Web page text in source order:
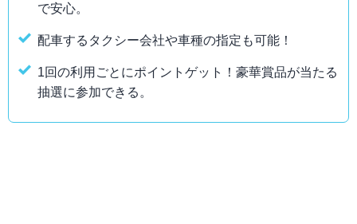
で安心。
配車するタクシー会社や車種の指定も可能！
1回の利用ごとにポイントゲット！豪華賞品が当たる
抽選に参加できる。